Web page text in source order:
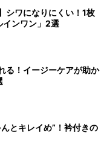
シワになりにくい！1枚
インワン」2選
る！イージーケアが助か
とキレイめ”！衿付きの